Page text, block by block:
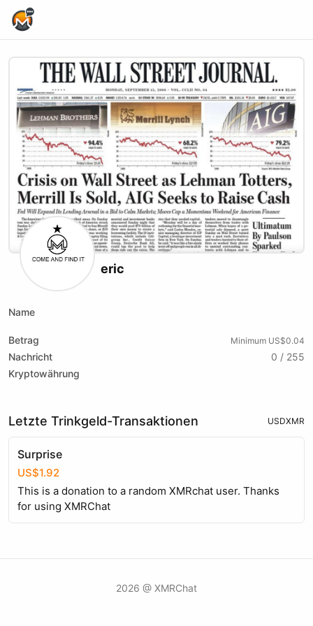
eric
Name
Betrag Minimum US$0.04
Nachricht
0 / 255
Kryptowährung
Letzte Trinkgeld-Transaktionen USDXMR
Surprise
US$1.92
This is a donation to a random XMRchat user. Thanks
for using XMRChat
2026 @ XMRChat